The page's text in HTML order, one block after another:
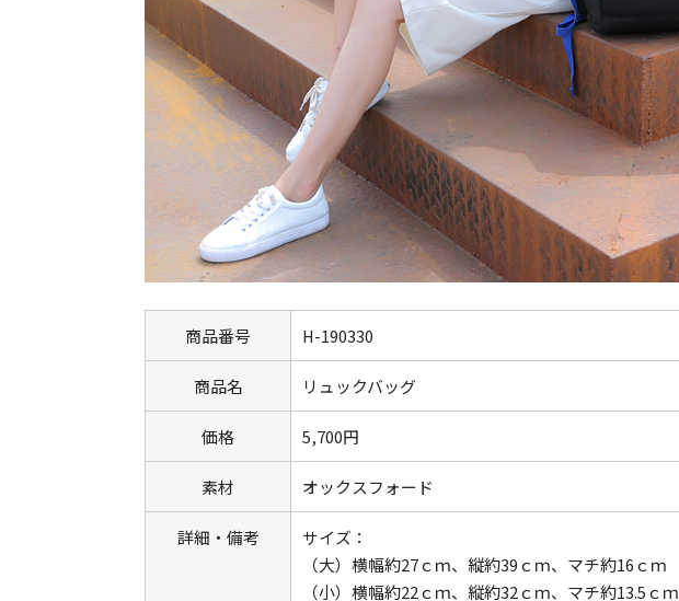
商品番号 H-190330
商品名 リュックバッグ
価格 5,700円
素材 オックスフォード
詳細・備考
サイズ：
（大）横幅約27ｃｍ、縦約39ｃｍ、マチ約16ｃｍ
（小）横幅約22ｃｍ、縦約32ｃｍ、マチ約13.5ｃｍ